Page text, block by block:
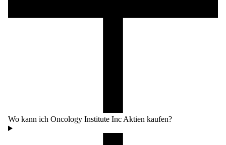
Wo kann ich Oncology Institute Inc Aktien kaufen?